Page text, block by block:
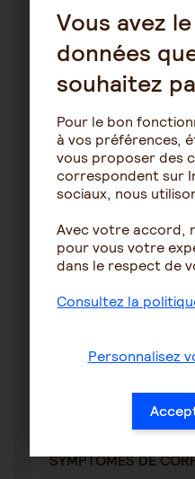
1 13
Corps de Lewy
alytal
17 avril 2023
evolution aphasie
démence à corps
15 6834
Corps de Lewy
RITA44
2 février
SYMPTOMES DE
Vous avez
données
souhaitez
Pour le bon
à vos préférences,
vous proposer des
correspondent sur
sociaux, nous
Avec votre accord,
pour vous votre
dans le respect de
Consultez la
Personnalisez